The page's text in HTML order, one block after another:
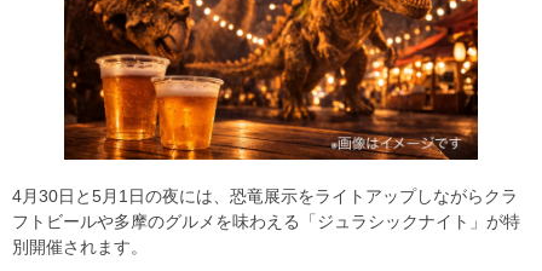
4月30日と5月1日の夜には、恐竜展示をライトアップしながらクラ
フトビールや多摩のグルメを味わえる「ジュラシックナイト」が特
別開催されます。